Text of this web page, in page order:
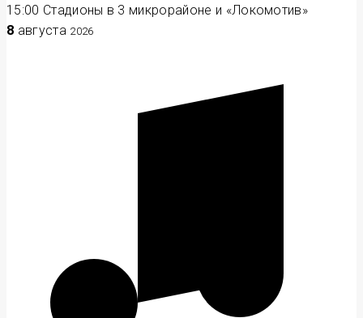
15:00 Стадионы в 3 микрорайоне и «Локомотив»
8 августа 2026